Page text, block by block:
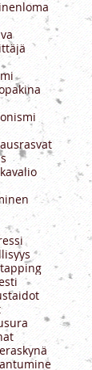
loma
pakina
rasvat
tapping